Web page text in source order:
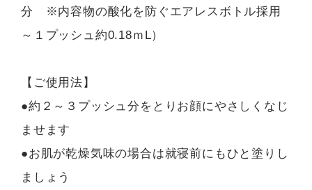
分 ※内容物の酸化を防ぐエアレスボトル採用
～１プッシュ約0.18ｍL）
【ご使用法】
●約２～３プッシュ分をとりお顔にやさしくなじ
ませます
●お肌が乾燥気味の場合は就寝前にもひと塗りし
ましょう